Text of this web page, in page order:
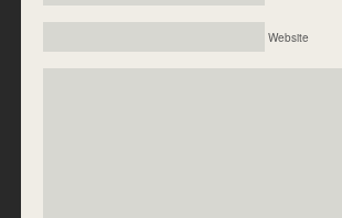
Website